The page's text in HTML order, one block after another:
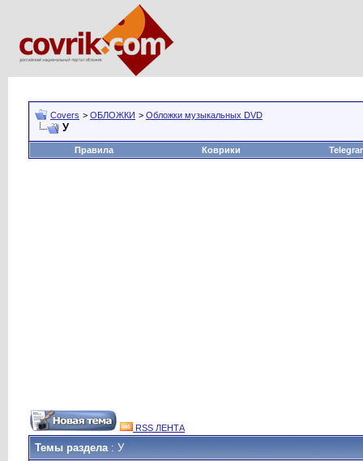
Covers > ОБЛОЖКИ > Обложки музыкальных DVD
У
Правила Коврики
RSS ЛЕНТА
Темы раздела: У